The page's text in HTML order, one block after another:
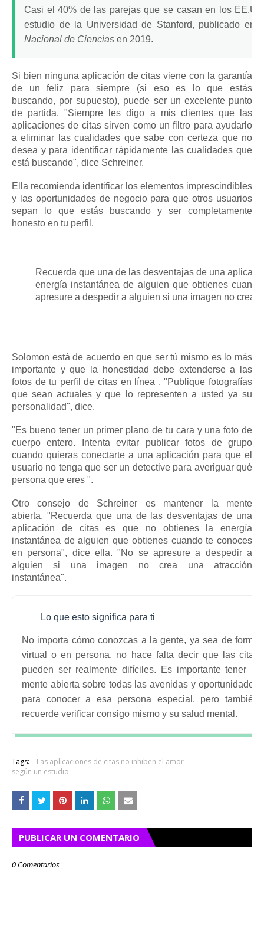
Casi el 40% de las parejas que se casan en los
estudio de la Universidad de Stanford, publicado en
Nacional de Ciencias en 2019.
Si bien ninguna aplicación de citas viene con la garantía
de un feliz para siempre (si eso es lo que estás
buscando, por supuesto), puede ser un excelente punto
de partida."Siempre les digo a mis clientes que las
aplicaciones de citas sirven como un filtro para ayudarlo
a eliminar las cualidades que sabe con certeza que no
desea y para identificar rápidamente las cualidades que
está buscando", dice Schreiner.
Ella recomienda identificar los elementos imprescindibles
y las oportunidades de negocio para que otros usuarios
sepan lo que estás buscando y ser completamente
honesto en tu perfil.
Recuerda que una de las desventajas de una
energía instantánea de alguien que obtienes
apresure a despedir a alguien si una imagen no crea
Solomon está de acuerdo en que ser tú mismo es lo más
importante y que la honestidad debe extenderse a las
fotos de tu perfil de citas en línea ."Publique fotografías
que sean actuales y que lo representen a usted ya su
personalidad", dice.
"Es bueno tener un primer plano de tu cara y una foto de
cuerpo entero. Intenta evitar publicar fotos de grupo
cuando quieras conectarte a una aplicación para que el
usuario no tenga que ser un detective para averiguar qué
persona que eres ".
Otro consejo de Schreiner es mantener la mente
abierta. "Recuerda que una de las desventajas de una
aplicación de citas es que no obtienes la energía
instantánea de alguien que obtienes cuando te conoces
en persona", dice ella."No se apresure a despedir a
alguien si una imagen no crea una atracción
instantánea".
Lo que esto significa para ti
No importa cómo conozcas a la gente, ya sea de forma
virtual o en persona, no hace falta decir que las citas
pueden ser realmente difíciles.
Es importante tener la
mente abierta sobre todas las avenidas y oportunidades
para conocer a esa persona especial, pero también
recuerde verificar consigo mismo y su salud mental.
Tags:
Las aplicaciones de citas no inhiben el amor
según un estudio
PUBLICAR UN COMENTARIO
0 Comentarios